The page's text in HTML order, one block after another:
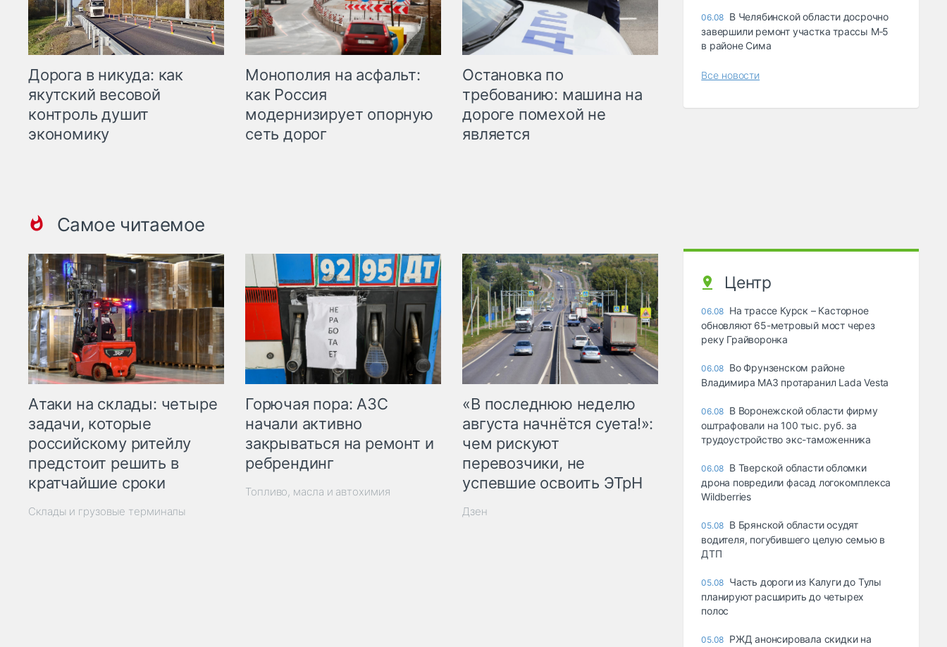
Дорога в никуда: как
якутский весовой
контроль душит
экономику
Монополия на асфальт:
как Россия
модернизирует опорную
сеть дорог
Остановка по
требованию: машина на
дороге помехой не
является
Самое читаемое
Атаки на склады: четыре
задачи, которые
российскому ритейлу
предстоит решить в
кратчайшие сроки
Склады и грузовые терминалы
Горючая пора: АЗС
начали активно
закрываться на ремонт и
ребрендинг
Топливо, масла и автохимия
«В последнюю неделю
августа начнётся суета!»:
чем рискуют
перевозчики, не
успевшие освоить ЭТрН
Дзен
06.08 В Челябинской области досрочно
завершили ремонт участка трассы М‑5
в районе Сима
Все новости
Центр
06.08 На трассе Курск – Касторное
обновляют 65-метровый мост через
реку Грайворонка
06.08 Во Фрунзенском районе
Владимира МАЗ протаранил Lada Vesta
06.08 В Воронежской области фирму
оштрафовали на 100 тыс. руб. за
трудоустройство экс-таможенника
06.08 В Тверской области обломки
дрона повредили фасад логокомплекса
Wildberries
05.08 В Брянской области осудят
водителя, погубившего целую семью в
ДТП
05.08 Часть дороги из Калуги до Тулы
планируют расширить до четырех
полос
05.08 РЖД анонсировала скидки на